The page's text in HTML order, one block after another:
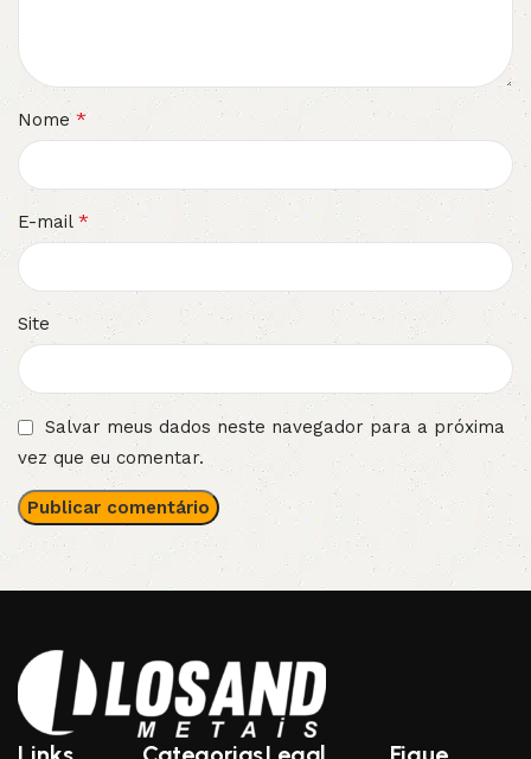
Nome *
E-mail *
Site
Salvar meus dados neste navegador para a próxima
vez que eu comentar.